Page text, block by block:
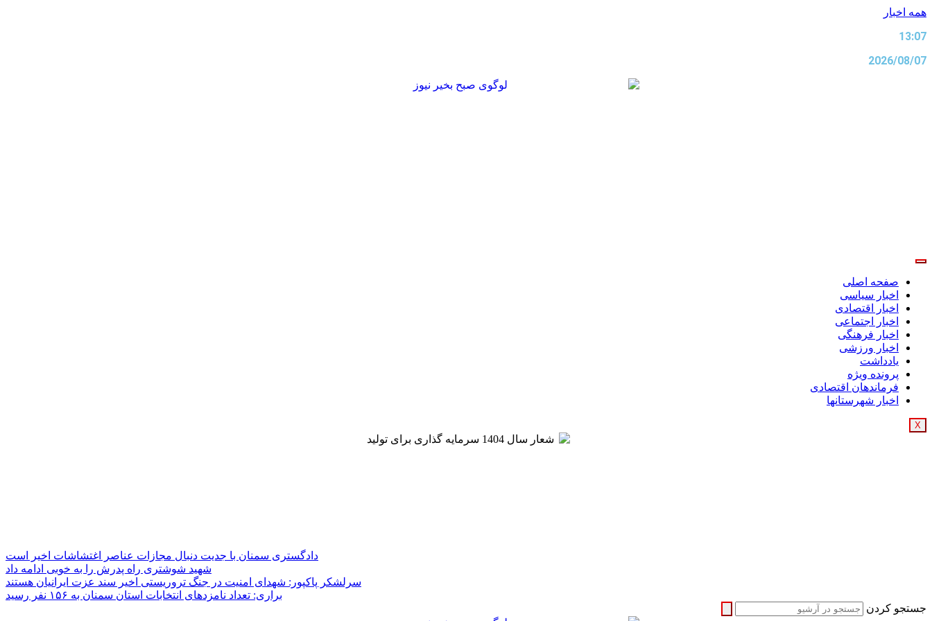
پرش
محتوا
همه اخبار
13:07
2026/08/07
صفحه اصلی
اخبار سیاسی
اخبار اقتصادی
اخبار اجتماعی
اخبار فرهنگی
اخبار ورزشی
یادداشت
پرونده ویژه
فرماندهان اقتصادی
اخبار شهرستانها
X
دادگستری سمنان با جدیت دنبال مجازات عناصر اغتشاشات اخیر است
شهید شوشتری راه پدرش را به خوبی ادامه داد
سرلشکر پاکپور: شهدای امنیت در جنگ تروریستی اخیر سند عزت ایرانیان هستند
براری: تعداد نامزدهای انتخابات استان سمنان به ۱۵۶ نفر رسید
جستجو کردن